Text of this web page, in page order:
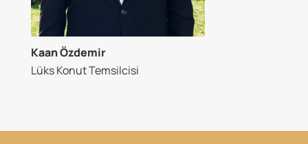
Kaan Özdemir
Lüks Konut Temsilcisi